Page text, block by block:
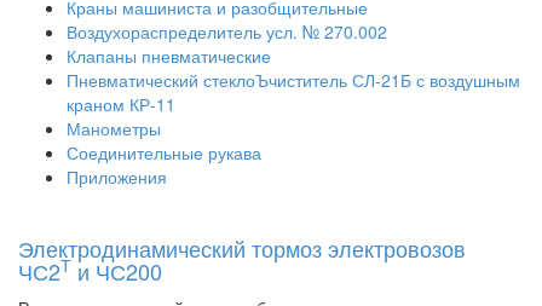
Краны машиниста и разобщительные
Воздухораспределитель усл. № 270.002
Клапаны пневматические
Пневматический стеклоЪчиститель СЛ-21Б с воздушным
краном КР-11
Манометры
Соединительные рукава
Приложения
Электродинамический тормоз электровозов
ЧС2Т и ЧС200